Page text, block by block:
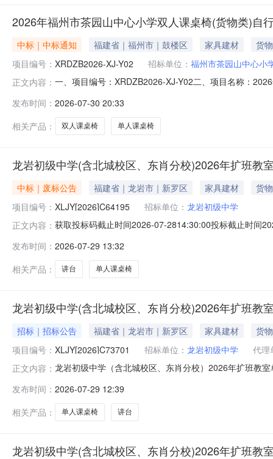
2026年福州市茶园山中心小学双人课桌椅(货物类)自
中标｜中标通知 福建省｜福州市｜鼓楼区 家具建材
货物
项目编号： XRDZB2026-XJ-Y02 招标单位： 福州市茶园山中心小
正文内容： 一、项目编号：XRDZB2026-XJ-Y02二、项目名称：
要标的信息合同包1(2026年福州市茶园山中心小学双人
发布时间： 2026-07-30 20:33
相关产品：
双人课桌椅 单人课桌椅
龙岩初级中学(含北城校区、东肖分校)2026年扩班教
中标｜废标公告 福建省｜龙岩市｜新罗区 家具建材
货物
项目编号： XLJY[2026]C64195 招标单位： 龙岩初级中学
正文内容： 获取投标码截止时间2026-07-2814:30:00投标截止时间
审公告打印模式附件信息（请点击下载）
发布时间： 2026-07-29 13:32
相关产品：
讲台 单人课桌椅
龙岩初级中学(含北城校区、东肖分校)2026年扩班教
招标｜招标公告 福建省｜龙岩市｜新罗区 家具建材
货物
项目编号： XLJY[2026]C73701 招标单位： 龙岩初级中学
代理
正文内容： 龙岩初级中学（含北城校区、东肖分校）2026年扩班教
类采购项目（二次）交易/采购方式:询价采购招标人:龙
发布时间： 2026-07-29 12:39
相关产品：
单人课桌椅 讲台
龙岩初级中学(含北城校区、东肖分校)2026年扩班教